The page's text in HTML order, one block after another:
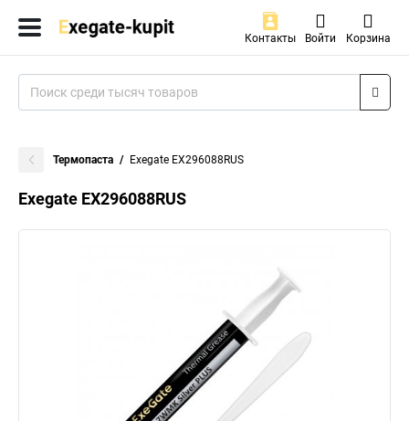
Контакты Войти Корзина
Термопаста Exegate EX296088RUS
Exegate EX296088RUS